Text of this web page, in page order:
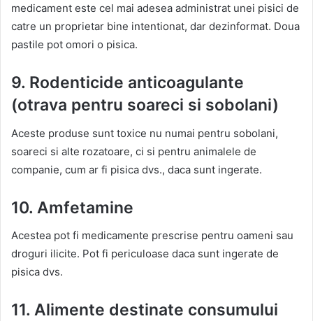
medicament este cel mai adesea administrat unei pisici de
catre un proprietar bine intentionat, dar dezinformat. Doua
pastile pot omori o pisica.
9. Rodenticide anticoagulante
(otrava pentru soareci si sobolani)
Aceste produse sunt toxice nu numai pentru sobolani,
soareci si alte rozatoare, ci si pentru animalele de
companie, cum ar fi pisica dvs., daca sunt ingerate.
10. Amfetamine
Acestea pot fi medicamente prescrise pentru oameni sau
droguri ilicite. Pot fi periculoase daca sunt ingerate de
pisica dvs.
11. Alimente destinate consumului